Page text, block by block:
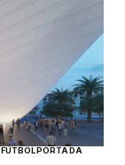
FÚTBOL PORTADA